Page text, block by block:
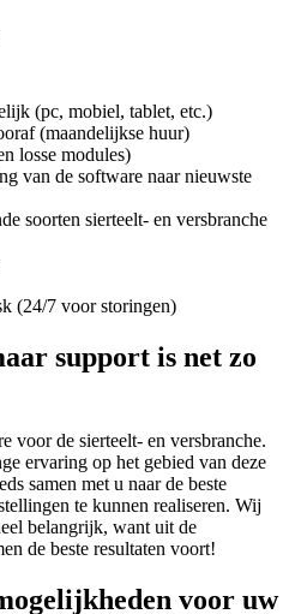
(pc, mobiel, tablet, etc.)
(maandelijkse huur)
losse modules)
van de software naar nieuwste
soorten sierteelt- en versbranche
(24/7 voor storingen)
support is net zo
voor de sierteelt- en versbranche.
ervaring op het gebied van deze
samen met u naar de beste
te kunnen realiseren. Wij
belangrijk, want uit de
de beste resultaten voort!
voor uw